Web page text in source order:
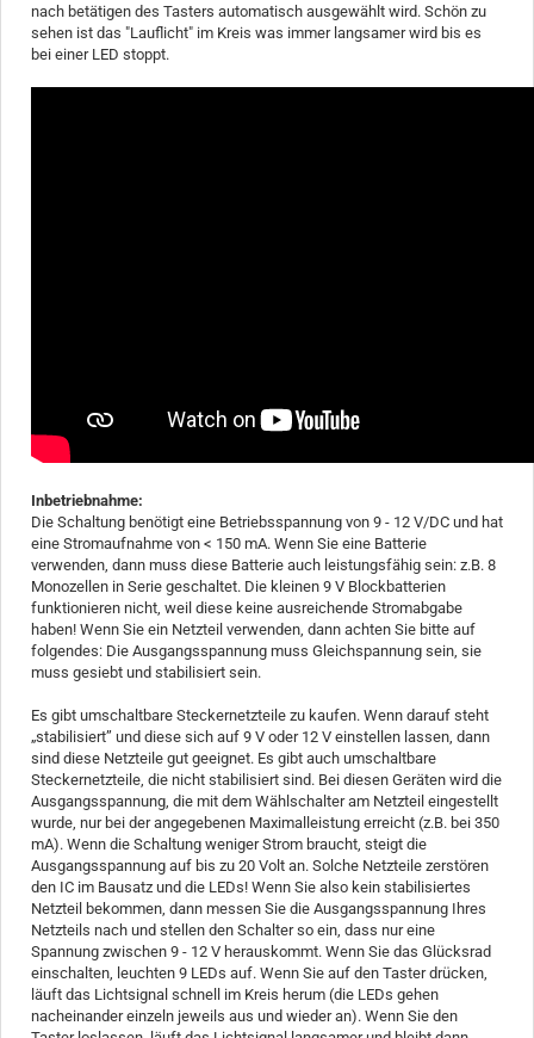
nach betätigen des Tasters automatisch ausgewählt wird. Schön zu
sehen ist das "Lauflicht" im Kreis was immer langsamer wird bis es
bei einer LED stoppt.
Inbetriebnahme:
Die Schaltung benötigt eine Betriebsspannung von 9 - 12 V/DC und hat
eine Stromaufnahme von < 150 mA. Wenn Sie eine Batterie
verwenden, dann muss diese Batterie auch leistungsfähig sein: z.B. 8
Monozellen in Serie geschaltet. Die kleinen 9 V Blockbatterien
funktionieren nicht, weil diese keine ausreichende Stromabgabe
haben! Wenn Sie ein Netzteil verwenden, dann achten Sie bitte auf
folgendes: Die Ausgangsspannung muss Gleichspannung sein, sie
muss gesiebt und stabilisiert sein.
Es gibt umschaltbare Steckernetzteile zu kaufen. Wenn darauf steht
„stabilisiert” und diese sich auf 9 V oder 12 V einstellen lassen, dann
sind diese Netzteile gut geeignet. Es gibt auch umschaltbare
Steckernetzteile, die nicht stabilisiert sind. Bei diesen Geräten wird die
Ausgangsspannung, die mit dem Wählschalter am Netzteil eingestellt
wurde, nur bei der angegebenen Maximalleistung erreicht (z.B. bei 350
mA). Wenn die Schaltung weniger Strom braucht, steigt die
Ausgangsspannung auf bis zu 20 Volt an. Solche Netzteile zerstören
den IC im Bausatz und die LEDs! Wenn Sie also kein stabilisiertes
Netzteil bekommen, dann messen Sie die Ausgangsspannung Ihres
Netzteils nach und stellen den Schalter so ein, dass nur eine
Spannung zwischen 9 - 12 V herauskommt. Wenn Sie das Glücksrad
einschalten, leuchten 9 LEDs auf. Wenn Sie auf den Taster drücken,
läuft das Lichtsignal schnell im Kreis herum (die LEDs gehen
nacheinander einzeln jeweils aus und wieder an). Wenn Sie den